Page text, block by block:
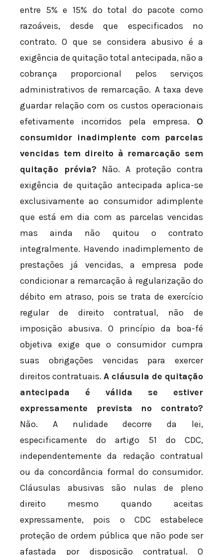
entre 5% e 15% do total do pacote como
razoáveis, desde que especificados no
contrato. O que se considera abusivo é a
exigência de quitação total antecipada, não a
cobrança proporcional pelos serviços
administrativos de remarcação. A taxa deve
guardar relação com os custos operacionais
efetivamente incorridos pela empresa. O
consumidor inadimplente com parcelas
vencidas tem direito à remarcação sem
quitação prévia? Não. A proteção contra
exigência de quitação antecipada aplica-se
exclusivamente ao consumidor adimplente
que está em dia com as parcelas vencidas
mas ainda não quitou o contrato
integralmente. Havendo inadimplemento de
prestações já vencidas, a empresa pode
condicionar a remarcação à regularização do
débito em atraso, pois se trata de exercício
regular de direito contratual, não de
imposição abusiva. O princípio da boa-fé
objetiva exige que o consumidor cumpra
suas obrigações vencidas para exercer
direitos contratuais. A cláusula de quitação
antecipada é válida se estiver
expressamente prevista no contrato?
Não. A nulidade decorre da lei,
especificamente do artigo 51 do CDC,
independentemente da redação contratual
ou da concordância formal do consumidor.
Cláusulas abusivas são nulas de pleno
direito mesmo quando aceitas
expressamente, pois o CDC estabelece
proteção de ordem pública que não pode ser
afastada por disposição contratual. O